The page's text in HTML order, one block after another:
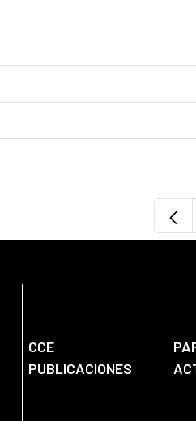
CCE
PUBLICACIONES